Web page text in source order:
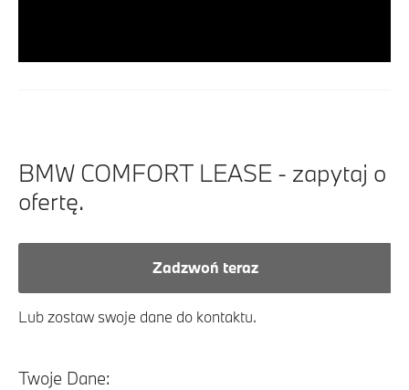
BMW COMFORT LEASE - zapytaj o
ofertę.
Zadzwoń teraz
Lub zostaw swoje dane do kontaktu.
Twoje Dane: